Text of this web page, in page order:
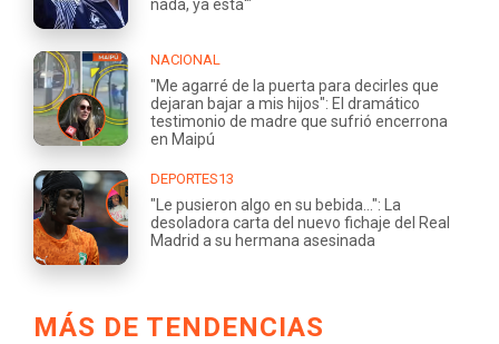
nada, ya está'"
NACIONAL
"Me agarré de la puerta para decirles que
dejaran bajar a mis hijos": El dramático
testimonio de madre que sufrió encerrona
en Maipú
DEPORTES13
"Le pusieron algo en su bebida...": La
desoladora carta del nuevo fichaje del Real
Madrid a su hermana asesinada
MÁS DE TENDENCIAS